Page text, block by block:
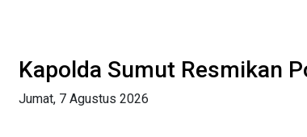
Kapolda Sumut Resmikan
Jumat, 7 Agustus 2026